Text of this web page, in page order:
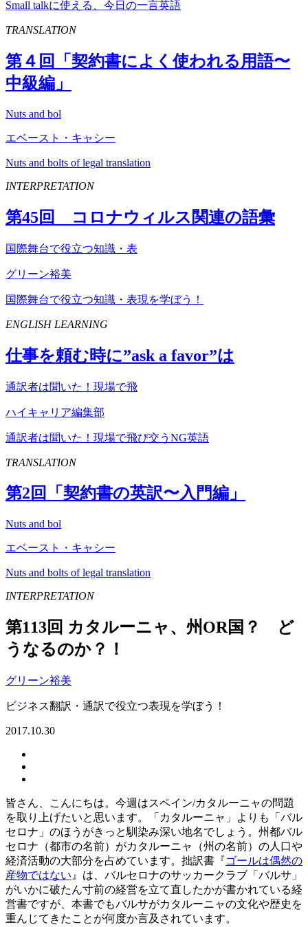
Small talkに使える、今日の一言英語
TRANSLATION
第４回「契約書によく使われる用語〜
中級編」
Nuts and bol
エベースト・キャシー
Nuts and bolts of legal translation
INTERPRETATION
第45回 コロナウィルス関連の語彙
国際舞台で役立つ知識・表
グリーン裕美
国際舞台で役立つ知識・表現を学ぼう！
ENGLISH LEARNING
仕事を頼む時に”ask a favor”は
通訳者は聞いた！現場で飛
ハイキャリア編集部
通訳者は聞いた！現場で飛び交うNG英語
TRANSLATION
第2回「契約書の英訳〜入門編」
Nuts and bol
エベースト・キャシー
Nuts and bolts of legal translation
INTERPRETATION
第113回 カタルーニャ、州OR国？ ど
うなるのか？！
グリーン裕美
ビジネス翻訳・通訳で役立つ表現を学ぼう！
2017.10.30
皆さん、こんにちは。今週はスペイン/カタルーニャの問題
を取り上げたいと思います。「カタルーニャ」よりも「バル
セロナ」のほうがきっと馴染み深い地名でしょう。州都バル
セロナ（都市の名前）がカタルーニャ（州の名前）の人口や
経済活動の大部分を占めています。拙訳書『ゴールは偶然の
産物ではない 』は、バルセロナのサッカークラブ「バルサ」
がいかに破たん寸前の経営を立て直したかが書かれている経
営書ですが、本書でもバルサがカタルーニャの文化や歴史を
重んじてきたことが何度か言及されています。